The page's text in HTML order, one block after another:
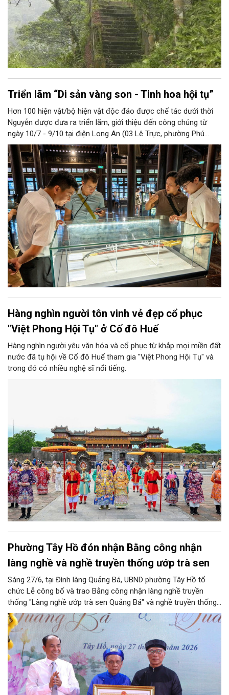
Triển lãm “Di sản vàng son - Tinh hoa hội tụ”
Hơn 100 hiện vật/bộ hiện vật độc đáo được chế tác dưới thời
Nguyễn được đưa ra triển lãm, giới thiệu đến công chúng từ
ngày 10/7 - 9/10 tại điện Long An (03 Lê Trực, phường Phú
Xuân, TP Huế).
Hàng nghìn người tôn vinh vẻ đẹp cổ phục
"Việt Phong Hội Tụ" ở Cố đô Huế
Hàng nghìn người yêu văn hóa và cổ phục từ khắp mọi miền đất
nước đã tụ hội về Cố đô Huế tham gia "Việt Phong Hội Tụ" và
trong đó có nhiều nghệ sĩ nổi tiếng.
Phường Tây Hồ đón nhận Bằng công nhận
làng nghề và nghề truyền thống ướp trà sen
Sáng 27/6, tại Đình làng Quảng Bá, UBND phường Tây Hồ tổ
chức Lễ công bố và trao Bằng công nhận làng nghề truyền
thống "Làng nghề ướp trà sen Quảng Bá" và nghề truyền thống
"Nghề ướp trà sen Quảng An", gắn với các hoạt động quảng bá
văn hóa, du lịch hồ Tây năm 2026.